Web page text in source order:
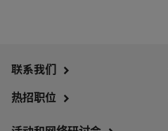
联系我们
热招职位